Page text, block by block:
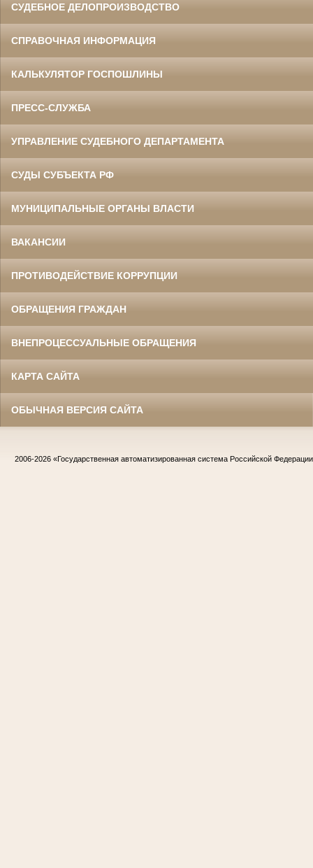
СУДЕБНОЕ ДЕЛОПРОИЗВОДСТВО
СПРАВОЧНАЯ ИНФОРМАЦИЯ
КАЛЬКУЛЯТОР ГОСПОШЛИНЫ
ПРЕСС-СЛУЖБА
УПРАВЛЕНИЕ СУДЕБНОГО ДЕПАРТАМЕНТА
СУДЫ СУБЪЕКТА РФ
МУНИЦИПАЛЬНЫЕ ОРГАНЫ ВЛАСТИ
ВАКАНСИИ
ПРОТИВОДЕЙСТВИЕ КОРРУПЦИИ
ОБРАЩЕНИЯ ГРАЖДАН
ВНЕПРОЦЕССУАЛЬНЫЕ ОБРАЩЕНИЯ
КАРТА САЙТА
ОБЫЧНАЯ ВЕРСИЯ САЙТА
2006-2026 «Государственная автоматизированная система Российской